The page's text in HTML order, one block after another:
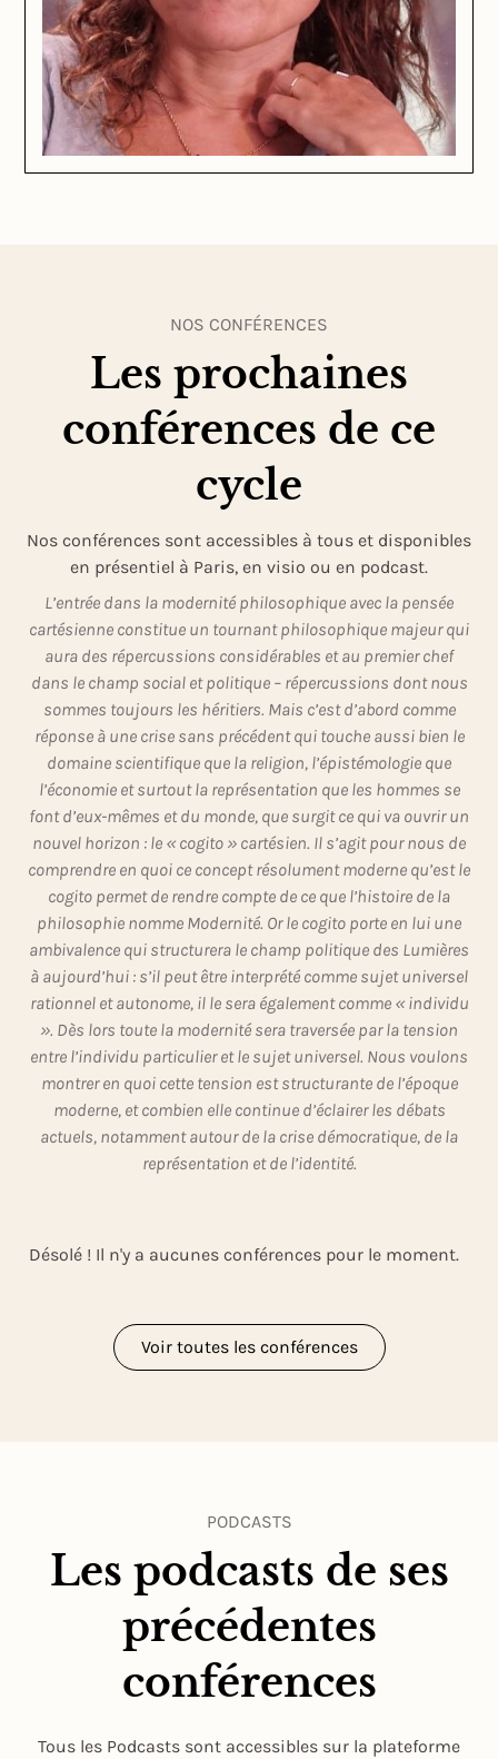
NOS CONFÉRENCES
Les prochaines
conférences de ce
cycle
Nos conférences sont accessibles à tous et disponibles
en présentiel à Paris, en visio ou en podcast.
L’entrée dans la modernité philosophique avec la pensée
cartésienne constitue un tournant philosophique majeur qui
aura des répercussions considérables et au premier chef
dans le champ social et politique – répercussions dont nous
sommes toujours les héritiers. Mais c’est d’abord comme
réponse à une crise sans précédent qui touche aussi bien le
domaine scientifique que la religion, l’épistémologie que
l’économie et surtout la représentation que les hommes se
font d’eux-mêmes et du monde, que surgit ce qui va ouvrir un
nouvel horizon : le « cogito » cartésien. Il s’agit pour nous de
comprendre en quoi ce concept résolument moderne qu’est le
cogito permet de rendre compte de ce que l’histoire de la
philosophie nomme Modernité. Or le cogito porte en lui une
ambivalence qui structurera le champ politique des Lumières
à aujourd’hui : s’il peut être interprété comme sujet universel
rationnel et autonome, il le sera également comme « individu
». Dès lors toute la modernité sera traversée par la tension
entre l’individu particulier et le sujet universel. Nous voulons
montrer en quoi cette tension est structurante de l’époque
moderne, et combien elle continue d’éclairer les débats
actuels, notamment autour de la crise démocratique, de la
représentation et de l’identité.
Désolé ! Il n'y a aucunes conférences pour le moment.
Voir toutes les conférences
PODCASTS
Les podcasts de ses
précédentes
conférences
Tous les Podcasts sont accessibles sur la plateforme